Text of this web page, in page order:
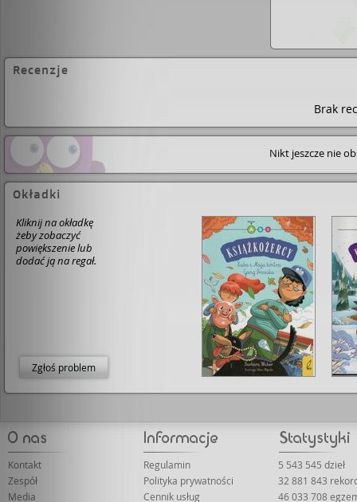
Recenzje
Brak
Nikt jeszcze nie
Okładki
Kliknij na okładkę
żeby zobaczyć
powiększenie lub
dodać ją na regał.
Zgłoś problem
Kontakt
Zespół
Media
Regulamin
Polityka prywatności
Cennik usług
5 543 545 dzieł
32 881 843
46 033 708